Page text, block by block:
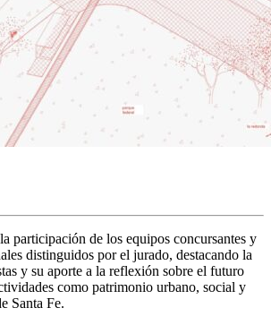
participación de los equipos concursantes y
distinguidos por el jurado, destacando la
y su aporte a la reflexión sobre el futuro
como patrimonio urbano, social y
Santa Fe.